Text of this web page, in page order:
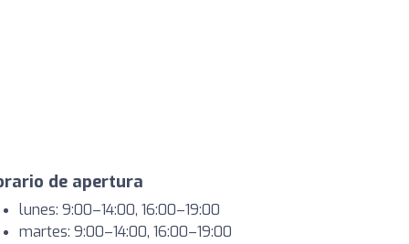
de apertura
lunes: 9:00–14:00, 16:00–19:00
martes: 9:00–14:00, 16:00–19:00